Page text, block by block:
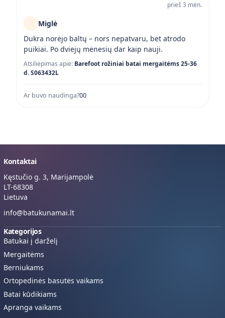
prieš 3 mėn.
Miglė
Dukra norėjo baltų – nors nepatvaru, bet atrodo
puikiai. Po dviejų mėnesių dar kaip nauji.
Atsiliepimas apie: Barefoot rožiniai batai mergaitėms 25-36
d. S063432L
Ar buvo naudinga?00
Kontaktai
Kęstučio g. 3, Marijampolė
LT-68308
Lietuva
info@batukunamai.lt
Kategorijos
Batukai į darželį
Mergaitėms
Berniukams
Ortopedinės basutės vaikams
Batai kūdikiams
Apranga vaikams